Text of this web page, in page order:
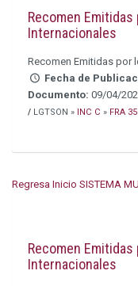
Recomen
Internacionales
Recomen Emitidas por
Fecha de
Documento: 09/04/
/ LGTSON » INC C » FRA 35
Regresa Inicio SISTEMA
Recomen
Internacionales